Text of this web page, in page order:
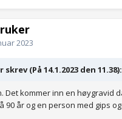
2023
(På 14.1.2023 den 11.38):
Det kommer inn en høygravid
90 år og en person med gips